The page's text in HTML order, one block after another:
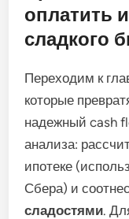
оплатить
сладкого
Переходим к
которые
надежный cash
анализа:
ипотеке
Сбера) и
сладостями.